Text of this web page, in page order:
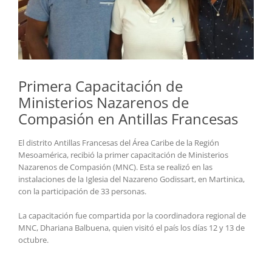
Primera Capacitación de
Ministerios Nazarenos de
Compasión en Antillas Francesas
El distrito Antillas Francesas del Área Caribe de la Región
Mesoamérica, recibió la primer capacitación de Ministerios
Nazarenos de Compasión (MNC). Esta se realizó en las
instalaciones de la Iglesia del Nazareno Godissart, en Martinica,
con la participación de 33 personas.
La capacitación fue compartida por la coordinadora regional de
MNC, Dhariana Balbuena, quien visitó el país los días 12 y 13 de
octubre.